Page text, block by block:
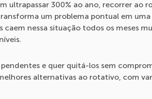
ultrapassar 300% ao ano, recorrer ao
um problema pontual em
caem nessa situação todos os meses
e quer quitá-los sem
alternativas ao rotativo, com